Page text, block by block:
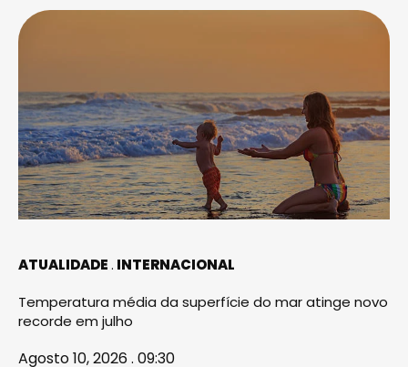
ATUALIDADE INTERNACIONAL
Temperatura média da superfície do mar atinge novo
recorde em julho
Agosto 10, 2026 . 09:30